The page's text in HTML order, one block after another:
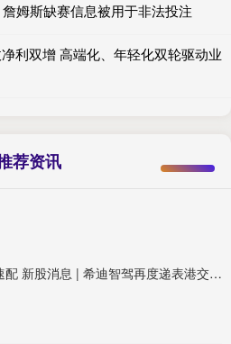
姆斯缺赛信息被用于非法投注
利双增 高端化、年轻化双轮驱动业
荐资讯
上证速配 新股消息 | 希迪智驾再度递表港交所 国内自动驾驶矿卡解决方案市场排名第一